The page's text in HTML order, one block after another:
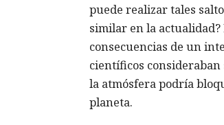
puede realizar tales
similar en la actualidad?
consecuencias de un
científicos
la atmósfera podría
planeta.